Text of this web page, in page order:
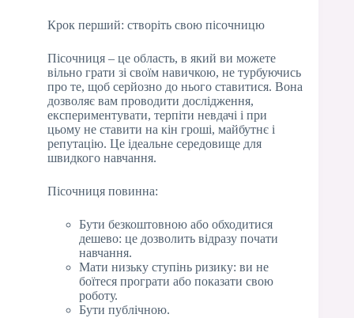
Крок перший: створіть свою пісочницю
Пісочниця – це область, в який ви можете
вільно грати зі своїм навичкою, не турбуючись
про те, щоб серйозно до нього ставитися. Вона
дозволяє вам проводити дослідження,
експериментувати, терпіти невдачі і при
цьому не ставити на кін гроші, майбутнє і
репутацію. Це ідеальне середовище для
швидкого навчання.
Пісочниця повинна:
Бути безкоштовною або обходитися
дешево: це дозволить відразу почати
навчання.
Мати низьку ступінь ризику: ви не
боїтеся програти або показати свою
роботу.
Бути публічною.